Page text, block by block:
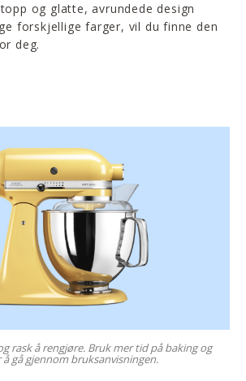
og glatte, avrundede design
forskjellige farger, vil du finne den
deg.
rask å rengjøre. Bruk mer tid på baking og
gå gjennom bruksanvisningen.